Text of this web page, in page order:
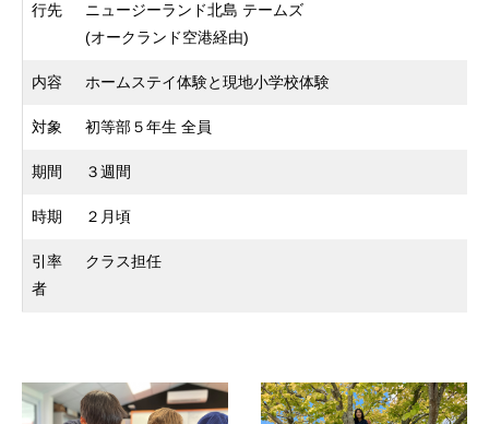
行先
ニュージーランド北島 テームズ
(オークランド空港経由)
内容 ホームステイ体験と現地小学校体験
対象 初等部５年生 全員
期間 ３週間
時期 ２月頃
引率
者
クラス担任